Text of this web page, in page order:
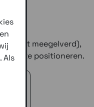
niet meegelverd),
te positioneren.
Als